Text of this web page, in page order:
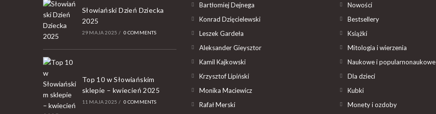
Słowiański Dzień Dziecka
2025
29 MAJA 2025 / 0 COMMENTS
Top 10 w Słowiańskim
sklepie – kwiecień 2025
11 MAJA 2025 / 0 COMMENTS
Bartłomiej Dejnega
Konrad Dzięcielewski
Leszek Gardeła
Aleksander Gieysztor
Kamil Kajkowski
Krzysztof Lipiński
Monika Maciewicz
Rafał Merski
Nowości
Bestsellery
Książki
Mitologia i wierzenia
Naukowe i popularnonaukowe
Dla dzieci
Kubki
Monety i ozdoby